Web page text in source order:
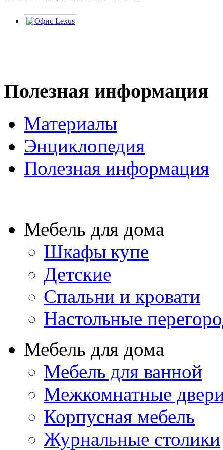
Полезная информация
Материалы
Энциклопедия
Полезная информация
Мебель для дома
Шкафы купе
Детские
Спальни и кровати
Настольные
Мебель для дома
Мебель для ванной
Межкомнатные
Корпусная мебель
Журнальные столики